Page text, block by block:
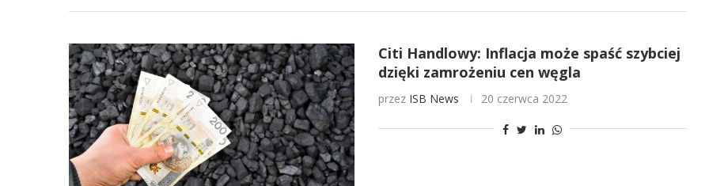
Citi Handlowy: Inflacja może spaść szybciej
dzięki zamrożeniu cen węgla
przez ISB News 20 czerwca 2022